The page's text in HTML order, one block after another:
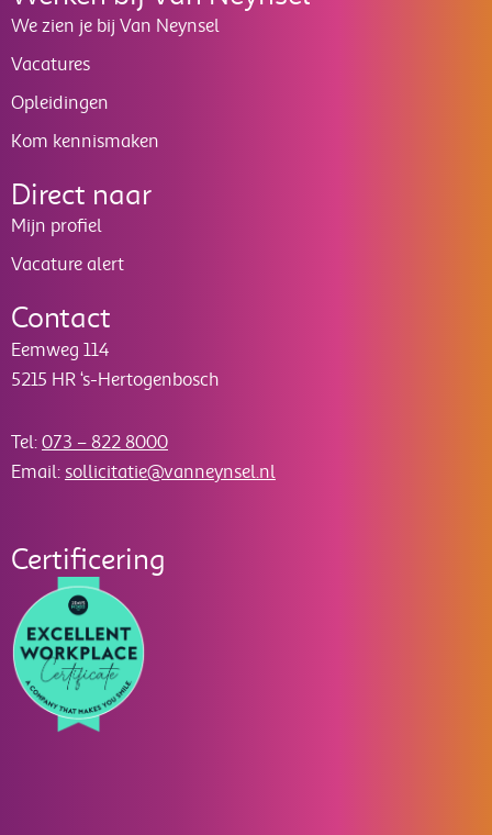
We zien je bij Van Neynsel
Vacatures
Opleidingen
Kom kennismaken
Direct naar
Mijn profiel
Vacature alert
Contact
Eemweg 114
5215 HR ‘s-Hertogenbosch
Tel:073 – 822 8000
Email: sollicitatie@vanneynsel.nl
Certificering